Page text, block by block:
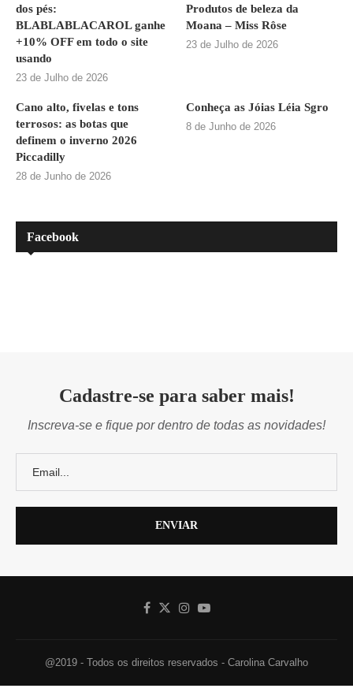
dos pés:
BLABLABLACAROL ganhe
+10% OFF em todo o site
usando
23 de Julho de 2026
Produtos de beleza da
Moana – Miss Rôse
23 de Julho de 2026
Cano alto, fivelas e tons
terrosos: as botas que
definem o inverno 2026
Piccadilly
28 de Junho de 2026
Conheça as Jóias Léia Sgro
8 de Junho de 2026
Facebook
Cadastre-se para saber mais!
Inscreva-se e fique por dentro de todas as novidades!
@2019 - Todos os direitos reservados - Carolina Carvalho